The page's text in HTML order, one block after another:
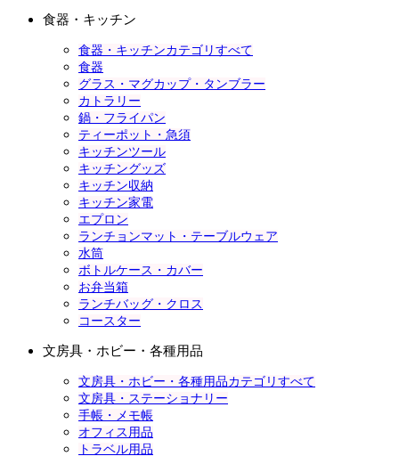
食器・キッチン
食器・キッチンカテゴリすべて
食器
グラス・マグカップ・タンブラー
カトラリー
鍋・フライパン
ティーポット・急須
キッチンツール
キッチングッズ
キッチン収納
キッチン家電
エプロン
ランチョンマット・テーブルウェア
水筒
ボトルケース・カバー
お弁当箱
ランチバッグ・クロス
コースター
文房具・ホビー・各種用品
文房具・ホビー・各種用品カテゴリすべて
文房具・ステーショナリー
手帳・メモ帳
オフィス用品
トラベル用品